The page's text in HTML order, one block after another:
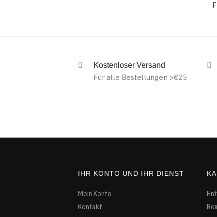
Kostenloser Versand
Für alle Bestellungen >€25
IHR KONTO UND IHR DIENST
Mein Konto
Kontakt